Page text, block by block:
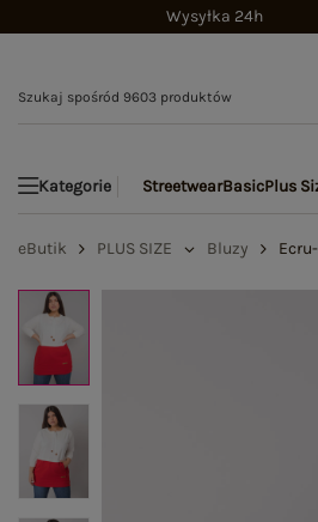
Wysyłka 24h
Kategorie StreetwearBasicPlus
eButik PLUS SIZE Bluzy